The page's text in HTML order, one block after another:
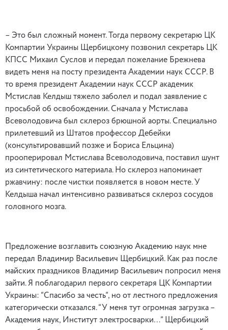
– Это был сложный момент. Тогда первому секретарю ЦК
Компартии Украины Щербицкому позвонил секретарь ЦК
КПСС Михаил Суслов и передал пожелание Брежнева
видеть меня на посту президента Академии наук СССР. В
то время президент Академии наук СССР академик
Мстислав Келдыш тяжело заболел и подал заявление с
просьбой об освобождении. Сначала у Мстислава
Всеволодовича был склероз брюшной аорты. Специально
прилетевший из Штатов профессор Дебейки
(консультировавший позже и Бориса Ельцина)
прооперировал Мстислава Всеволодовича, поставил шунт
из синтетического материала. Но склероз напоминает
ржавчину: после чистки появляется в новом месте. У
Келдыша начал интенсивно развиваться склероз сосудов
головного мозга.
Предложение возглавить союзную Академию наук мне
передал Владимир Васильевич Щербицкий. Как раз после
майских праздников Владимир Васильевич попросил меня
зайти. Я поблагодарил первого секретаря ЦК Компартии
Украины: “Спасибо за честь”, но от лестного предложения
категорически отказался. “У меня тут огромная загрузка –
Академия наук, Институт электросварки…” Щербицкий